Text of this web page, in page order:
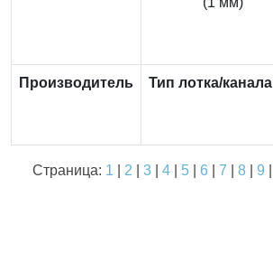
Производитель Тип лотка/канала
Страница: 1 2 3| 4| 5| 6 7 8| 9